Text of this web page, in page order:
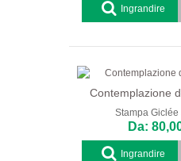
Ingrandire
Contemplazione
Stampa Giclée
Da:
Ingrandire